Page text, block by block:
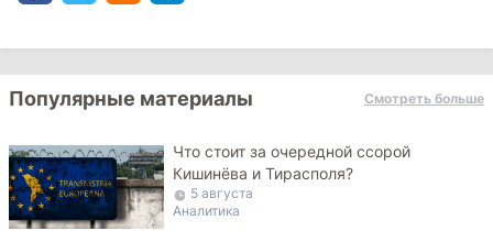
Популярные материалы Смотреть больше
Что стоит за очередной ссорой
Кишинёва и Тирасполя?
5 августа
Аналитика